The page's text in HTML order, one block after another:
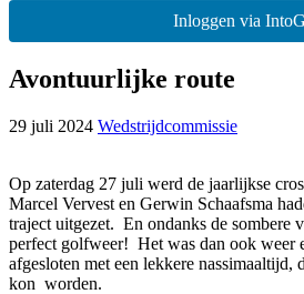
Inloggen via
Avontuurlijke route
29 juli 2024 Wedstrijdcommissie
Op zaterdag 27 juli werd de jaarlijkse
Marcel Vervest en Gerwin Schaafsma
traject uitgezet. En ondanks de sombere
perfect golfweer! Het was dan ook weer
afgesloten met een lekkere nassimaaltijd,
kon worden.